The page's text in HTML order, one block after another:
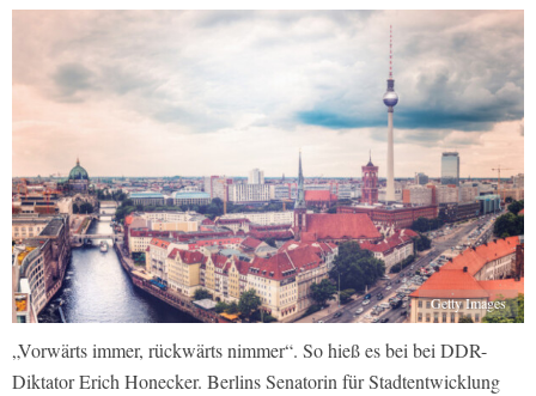
Getty Images
„Vorwärts immer, rückwärts nimmer“. So hieß es bei bei DDR-
Diktator Erich Honecker. Berlins Senatorin für Stadtentwicklung